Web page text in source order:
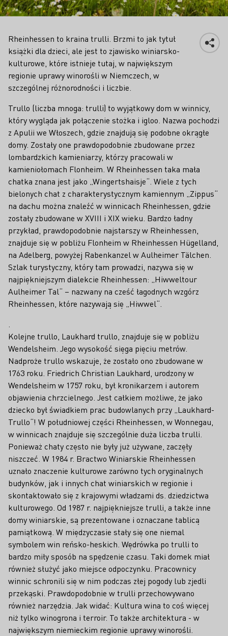
Rheinhessen to kraina trulli. Brzmi to jak tytuł
książki dla dzieci, ale jest to zjawisko winiarsko-
kulturowe, które istnieje tutaj, w największym
regionie uprawy winorośli w Niemczech, w
szczególnej różnorodności i liczbie.
Trullo (liczba mnoga: trulli) to wyjątkowy dom w winnicy,
który wygląda jak połączenie stożka i igloo. Nazwa pochodzi
z Apulii we Włoszech, gdzie znajdują się podobne okrągłe
domy. Zostały one prawdopodobnie zbudowane przez
lombardzkich kamieniarzy, którzy pracowali w
kamieniołomach Flonheim. W Rheinhessen taka mała
chatka znana jest jako „Wingerts­haisje“. Wiele z tych
bielonych chat z charakterystycznym kamiennym „Zippus“
na dachu można znaleźć w winnicach Rheinhessen, gdzie
zostały zbudowane w XVIII i XIX wieku. Bardzo ładny
przykład, prawdopodobnie najstarszy w Rheinhessen,
znajduje się w pobliżu Flonheim w Rheinhessen Hügelland,
na Adel­berg, powyżej Rabenkanzel w Aulheimer Tälchen.
Szlak turystyczny, który tam prowadzi, nazywa się w
najpiękniejszym dialekcie Rheinhessen: „Hiwweltour
Aulheimer Tal“ – nazwany na cześć łagodnych wzgórz
Rheinhessen, które nazywają się „Hiwwel“.
Kolejne trullo, Laukhard trullo, znajduje się w pobliżu
Wendelsheim. Jego wysokość sięga pięciu metrów.
Nadproże trullo wskazuje, że zostało ono zbudowane w
1763 roku. Friedrich Christian Laukhard, urodzony w
Wendelsheim w 1757 roku, był kronikarzem i autorem
objawienia chrzcielnego. Jest całkiem możliwe, że jako
dziecko był świadkiem prac budowlanych przy „Laukhard-
Trullo“! W południowej części Rheinhessen, w Wonnegau,
w winnicach znajduje się szczególnie duża liczba trulli.
Ponieważ chaty często nie były już używane, zaczęły
niszczeć. W 1984 r. Bractwo Winiarskie Rheinhessen
uznało znaczenie kulturowe zarówno tych oryginalnych
budynków, jak i innych chat winiarskich w regionie i
skontaktowało się z krajowymi władzami ds. dziedzictwa
kulturowego. Od 1987 r. najpiękniejsze trulli, a także inne
domy winiarskie, są prezentowane i oznaczane tablicą
pamiątkową. W międzyczasie stały się one niemal
symbolem win reńsko-heskich. Wędrówka po trulli to
bardzo miły sposób na spędzenie czasu. Taki domek miał
również służyć jako miejsce odpoczynku. Pracownicy
winnic schronili się w nim podczas złej pogody lub zjedli
przekąski. Prawdopodobnie w trulli przechowywano
również narzędzia. Jak widać: Kultura wina to coś więcej
niż tylko winogrona i terroir. To także architektura - w
największym niemieckim regionie uprawy winorośli.